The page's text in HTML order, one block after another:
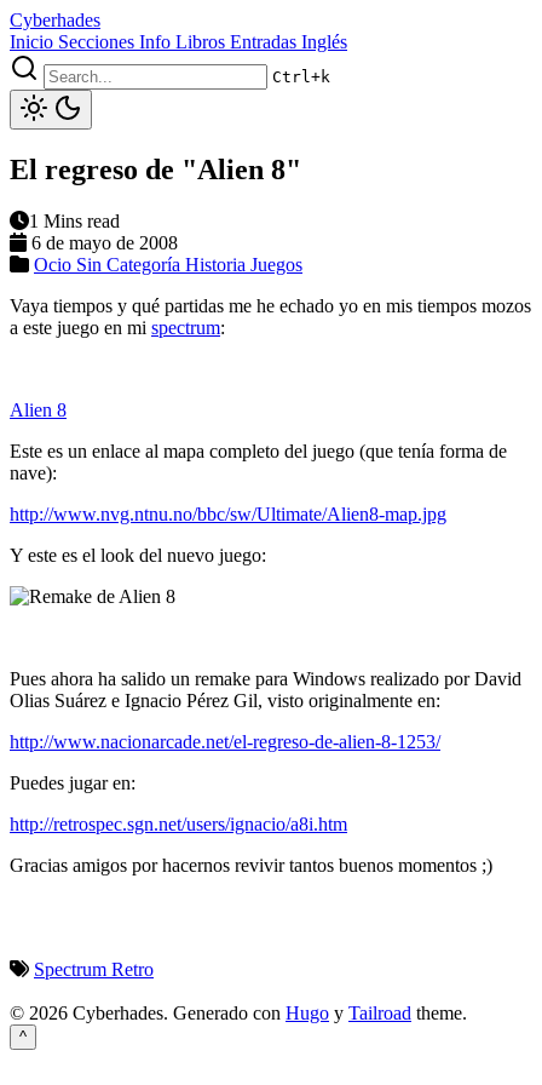
Cyberhades
Inicio Secciones Info Libros Entradas Inglés
Ctrl+k
El regreso de "Alien 8"
1 Mins read
6 de mayo de 2008
Ocio Sin Categoría Historia Juegos
Vaya tiempos y qué partidas me he echado yo en mis tiempos mozos
a este juego en mi spectrum:
Alien 8
Este es un enlace al mapa completo del juego (que tenía forma de
nave):
http://www.nvg.ntnu.no/bbc/sw/Ultimate/Alien8-map.jpg
Y este es el look del nuevo juego:
Pues ahora ha salido un remake para Windows realizado por David
Olias Suárez e Ignacio Pérez Gil, visto originalmente en:
http://www.nacionarcade.net/el-regreso-de-alien-8-1253/
Puedes jugar en:
http://retrospec.sgn.net/users/ignacio/a8i.htm
Gracias amigos por hacernos revivir tantos buenos momentos ;)
Spectrum Retro
© 2026 Cyberhades. Generado con Hugo y Tailroad theme.
^